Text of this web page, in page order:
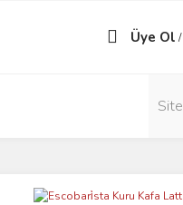
Üye Ol /